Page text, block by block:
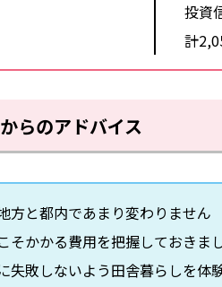
投資
計
らのアドバイス
方と都内であまり変わりません
そかかる費用を把握しておきま
失敗しないよう田舎暮らしを体